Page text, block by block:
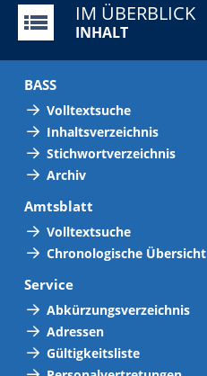
IM ÜBERBLICK
INHALT
BASS
Volltextsuche
Inhaltsverzeichnis
Stichwortverzeichnis
Archiv
Amtsblatt
Volltextsuche
Chronologische Übersicht
Service
Abkürzungsverzeichnis
Adressen
Gültigkeitsliste